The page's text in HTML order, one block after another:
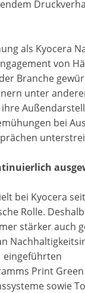
als Kyocera
von
Branche
unter
bei
bei Kyocera
Rolle.
stärker auch
eingeführten
Print
sowie